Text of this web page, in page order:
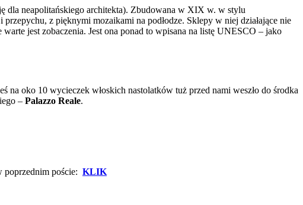
dla neapolitańskiego architekta). Zbudowana w XIX w. w stylu
z pięknymi mozaikami na podłodze. Sklepy w niej działające nie
jest zobaczenia. Jest ona ponad to wpisana na listę UNESCO – jako
oko 10 wycieczek włoskich nastolatków tuż przed nami weszło do środka
– Palazzo Reale.
poprzednim poście: KLIK